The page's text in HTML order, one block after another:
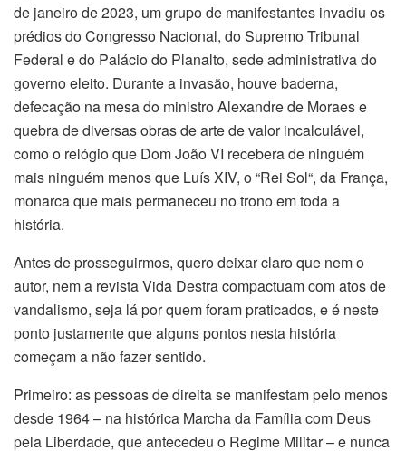
de janeiro de 2023, um grupo de manifestantes invadiu os
prédios do Congresso Nacional, do Supremo Tribunal
Federal e do Palácio do Planalto, sede administrativa do
governo eleito. Durante a invasão, houve baderna,
defecação na mesa do ministro Alexandre de Moraes e
quebra de diversas obras de arte de valor incalculável,
como o relógio que Dom João VI recebera de ninguém
mais ninguém menos que Luís XIV, o “Rei Sol“, da França,
monarca que mais permaneceu no trono em toda a
história.
Antes de prosseguirmos, quero deixar claro que nem o
autor, nem a revista Vida Destra compactuam com atos de
vandalismo, seja lá por quem foram praticados, e é neste
ponto justamente que alguns pontos nesta história
começam a não fazer sentido.
Primeiro: as pessoas de direita se manifestam pelo menos
desde 1964 – na histórica Marcha da Família com Deus
pela Liberdade, que antecedeu o Regime Militar – e nunca